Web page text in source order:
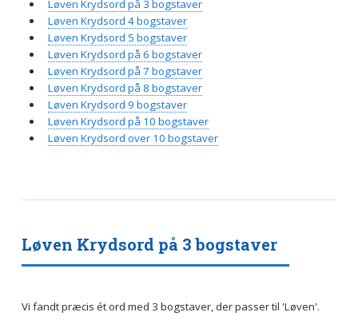
Løven Krydsord på 3 bogstaver
Vi fandt præcis ét ord med 3 bogstaver, der passer til 'Løven'.
Løven Krydsord på 3 bogstaver
Løven Krydsord 4 bogstaver
Løven Krydsord 5 bogstaver
Løven Krydsord på 6 bogstaver
Løven Krydsord på 7 bogstaver
Løven Krydsord på 8 bogstaver
Løven Krydsord 9 bogstaver
Løven Krydsord på 10 bogstaver
Løven Krydsord over 10 bogstaver